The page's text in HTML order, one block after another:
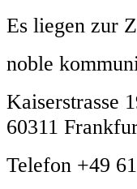
Es liegen zur
noble
Kaiserstrasse
60311
Telefon +49